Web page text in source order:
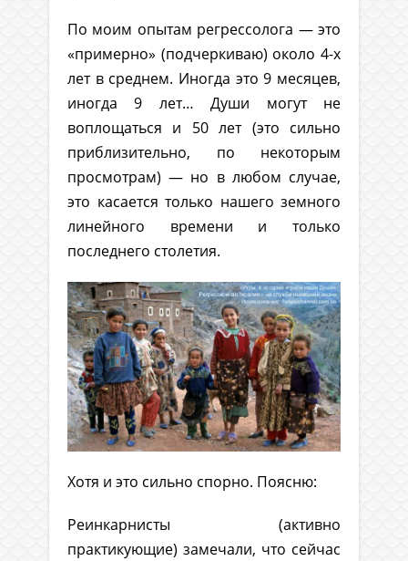
По моим опытам регрессолога — это
«примерно» (подчеркиваю) около 4-х
лет в среднем. Иногда это 9 месяцев,
иногда 9 лет… Души могут не
воплощаться и 50 лет (это сильно
приблизительно, по некоторым
просмотрам) — но в любом случае,
это касается только нашего земного
линейного времени и только
последнего столетия.
Хотя и это сильно спорно. Поясню:
Реинкарнисты (активно
практикующие) замечали, что сейчас